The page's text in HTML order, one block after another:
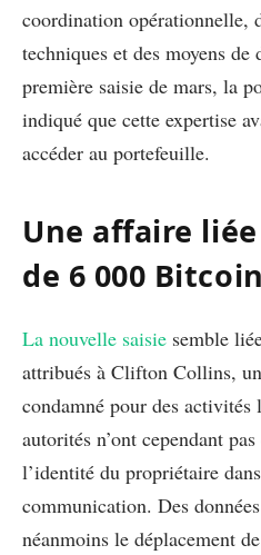
coordination opérationnelle,
techniques et des moyens
première saisie de mars, la
indiqué que cette expertise
accéder au portefeuille.
Une affaire
de 6 000 Bitcoin
La nouvelle saisie semble
attribués à Clifton Collins,
condamné pour des activités
autorités n’ont cependant
l’identité du propriétaire
communication. Des
néanmoins le déplacement